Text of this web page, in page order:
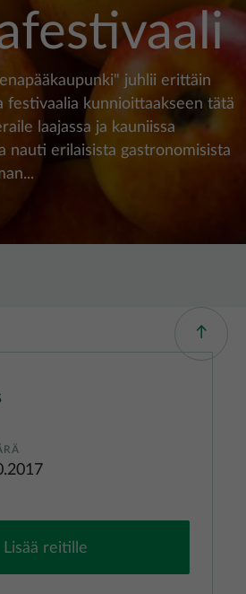
juhlii erittäin
festivaalia kunnioittaakseen tätä
laajassa ja kauniissa
nauti erilaisista gastronomisista
Lisää reitille